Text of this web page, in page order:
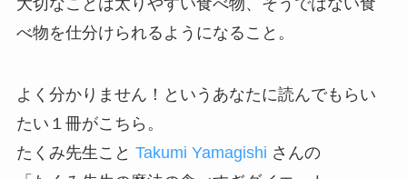
べ物を仕分けられるようになること。
よく分かりません！というあなたに読んでもらい
たい１冊がこちら。
たくみ先生こと Takumi Yamagishi さんの